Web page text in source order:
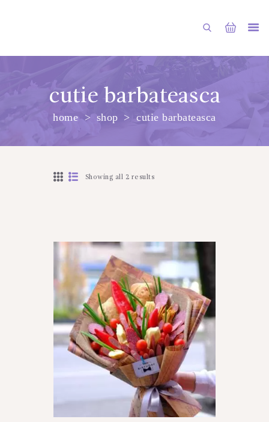
cutie barbateasca
home shop cutie barbateasca
PRINCIPALA
DESPRE NOI
Showing all 2 results